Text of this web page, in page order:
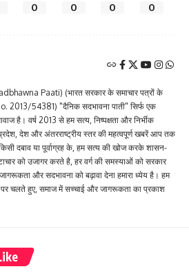
0 0 0 0
Paati) (भारत सरकार के समाचार पत्रों के
2013/54381) "दैनिक सदभावना पाती" सिर्फ एक
है। वर्ष 2013 से हम सत्य, निष्पक्षता और निर्भीक
देश और अंतरराष्ट्रीय स्तर की महत्वपूर्ण खबरें आप तक
दबाव या पूर्वाग्रह के, हम सत्य की खोज करके शासन-
को उजागर करते है, हर वर्ग की समस्याओं को सरकार
और सदभावना को बढ़ावा देना हमारा ध्येय है। हम
पर चलते हुए, समाज में सच्चाई और जागरूकता का प्रकाश